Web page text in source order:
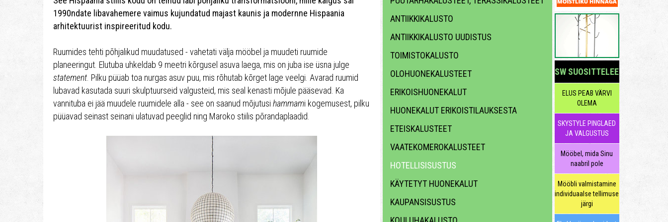
1990ndate libavahemere vaimus kujundatud majast kaunis ja modernne Hispaania
arhitektuurist inspireeritud kodu.
Ruumides tehti põhjalikud muudatused - vahetati välja mööbel ja muudeti ruumide
planeeringut. Elutuba uhkeldab 9 meetri kõrgusel asuva laega, mis on juba ise üsna julge
statement . Pilku püüab toa nurgas asuv puu, mis rõhutab kõrget lage veelgi. Avarad ruumid
lubavad kasutada suuri skulptuurseid valgusteid, mis seal kenasti mõjule pääsevad. Ka
vannituba ei jää muudele ruumidele alla - see on saanud mõjutusi hammami kogemusest, pilku
püüavad seinast seinani ulatuvad peeglid ning Maroko stiilis põrandaplaadid.
ANTIIKKIKALUSTO
ANTIIKKIKALUSTO UUDISTUS
TOIMISTOKALUSTO
OLOHUONEKALUSTEET
ERIKOISHUONEKALUT
HUONEKALUT ERIKOISTILAUKSESTA
ETEISKALUSTEET
VAATEKOMEROKALUSTEET
HOTELLISISUSTUS
KÄYTETYT HUONEKALUT
KAUPANSISUSTUS
SW SUOSITTELEE
ELUS PEAB VÄRVI
OLEMA
SKYSTYLE PINGLAED
JA VALGUSTUS
Mööbel, mida Sinu
naabril pole
Mööbli valmistamine
individuaalse tellimuse
järgi